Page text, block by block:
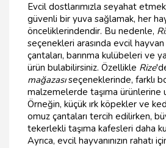
Evcil dostlarımızla seyahat
güvenli bir yuva sağlamak, her
önceliklerindendir. Bu nedenle,
seçenekleri arasında evcil
çantaları, barınma kulübeleri ve
ürün bulabilirsiniz. Özellikle Rize
mağazasıseçeneklerinde, farklı
malzemelerde taşıma ürünlerine
Örneğin, küçük ırk köpekler ve
omuz çantaları tercih edilirken,
tekerlekli taşıma kafesleri daha
Ayrıca, evcil hayvanınızın rahatı